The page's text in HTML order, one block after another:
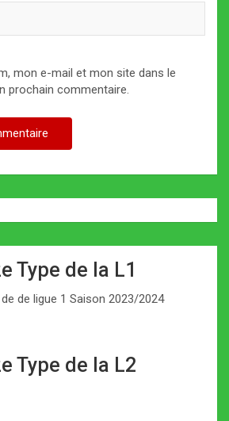
mon e-mail et mon site dans le
prochain commentaire.
Type de la L1
de de ligue 1 Saison 2023/2024
Type de la L2